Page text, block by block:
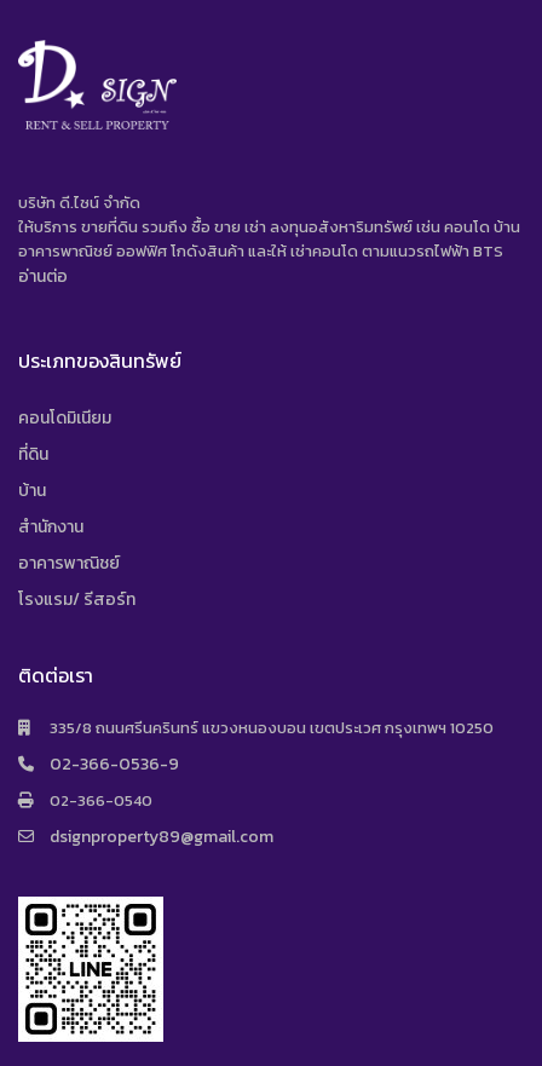
บริษัท ดี.ไซน์ จํากัด
ให้บริการ ขายที่ดิน รวมถึง ซื้อ ขาย เช่า ลงทุนอสังหาริมทรัพย์ เช่น คอนโด บ้าน
อาคารพาณิชย์ ออฟฟิศ โกดังสินค้า และให้ เช่าคอนโด ตามแนวรถไฟฟ้า BTS
อ่านต่อ
ประเภทของสินทรัพย์
คอนโดมิเนียม
ที่ดิน
บ้าน
สำนักงาน
อาคารพาณิชย์
โรงแรม/ รีสอร์ท
ติดต่อเรา
335/8 ถนนศรีนครินทร์ แขวงหนองบอน เขตประเวศ กรุงเทพฯ 10250
02-366-0536-9
02-366-0540
dsignproperty89@gmail.com